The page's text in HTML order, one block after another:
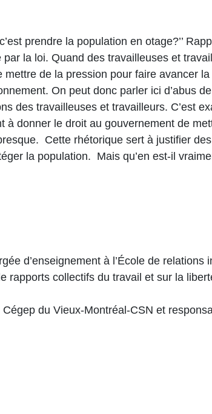
prendre la population en otage?’’
la loi. Quand des travailleuses et
mettre de la pression pour faire avancer
On peut donc parler ici d’abus
des travailleuses et travailleurs. C’est
donner le droit au gouvernement de
Cette rhétorique sert à justifier
la population. Mais qu’en est-il
d’enseignement à l’École de relations
rapports collectifs du travail et sur la
du Vieux-Montréal-CSN et